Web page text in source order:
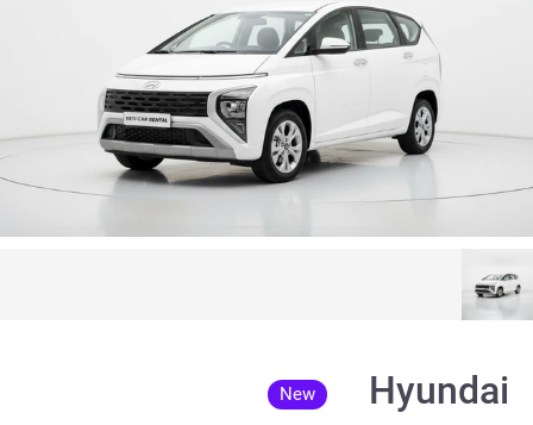
Hyundai
New